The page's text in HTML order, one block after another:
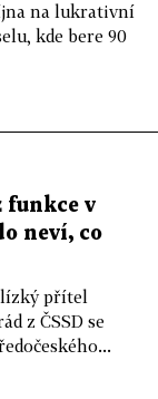
na lukrativní
kde bere 90
funkce v
neví, co
přítel
z ČSSD se